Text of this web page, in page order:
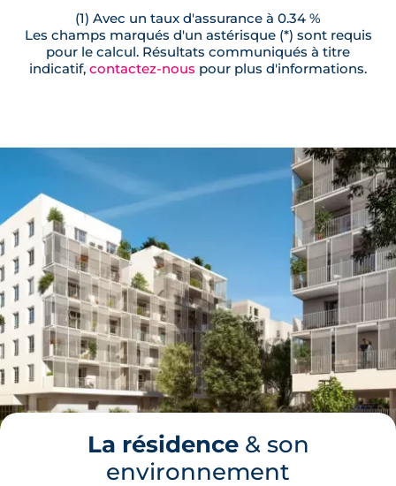
(1) Avec un taux d'assurance à 0.34 %
Les champs marqués d'un astérisque (*) sont requis
pour le calcul. Résultats communiqués à titre
indicatif, contactez-nous pour plus d'informations.
La résidence& son
environnement